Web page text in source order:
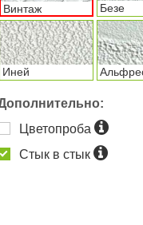
Винтаж Безе
Иней
Цветопроба
Стык в стык